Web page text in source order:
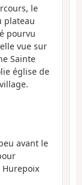
le
plateau
pourvu
vue sur
Sainte
église de
avant le
Hurepoix